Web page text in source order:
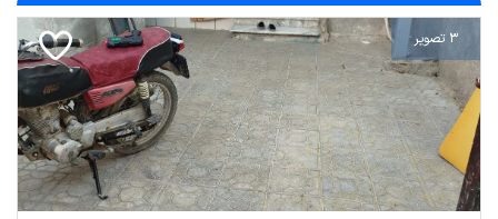
3 تصویر